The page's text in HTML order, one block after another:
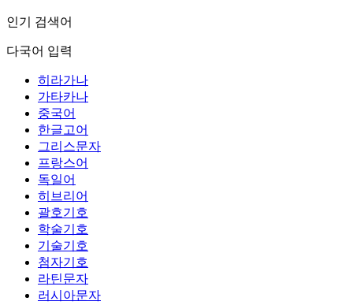
인기 검색어
다국어 입력
히라가나
가타카나
중국어
한글고어
그리스문자
프랑스어
독일어
히브리어
괄호기호
학술기호
기술기호
첨자기호
라틴문자
러시아문자